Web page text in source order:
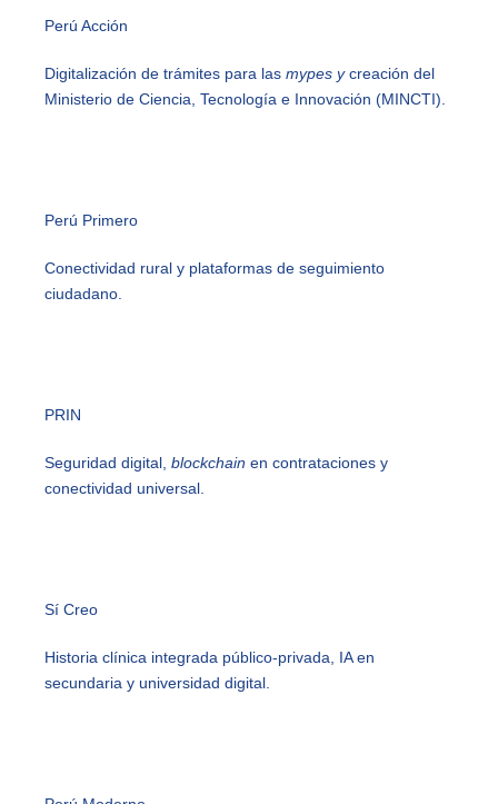
Perú Acción
Digitalización de trámites para las mypes ycreación del
Ministerio de Ciencia, Tecnología e Innovación (MINCTI).
Perú Primero
Conectividad rural y plataformas de seguimiento
ciudadano.
PRIN
Seguridad digital, blockchain en contrataciones y
conectividad universal.
Sí Creo
Historia clínica integrada público‑privada, IA en
secundaria y universidad digital.